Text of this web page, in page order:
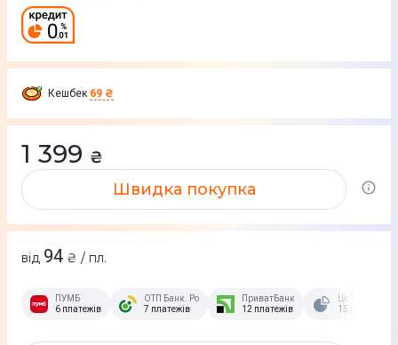
Кешбек 69 ₴
1 399 ₴
Швидка покупка
від 94 ₴ / пл.
ПУМБ
6 платежів
ОТП Банк. Розстрочка Скибочка.
7 платежів
ПриватБанк
12 платежів
Це Розстрочка
15 платежів